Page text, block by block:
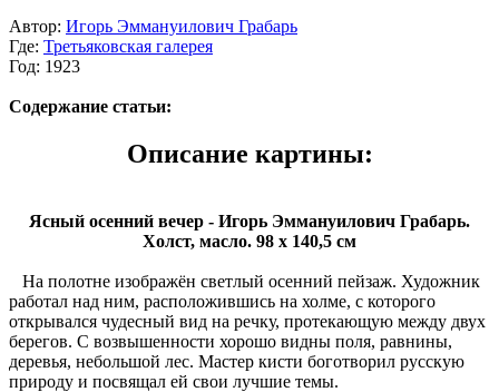
Автор: Игорь Эммануилович Грабарь
Где: Третьяковская галерея
Год: 1923
Содержание статьи:
Описание картины:
Ясный осенний вечер - Игорь Эммануилович Грабарь.
Холст, масло. 98 x 140,5 см
На полотне изображён светлый осенний пейзаж. Художник
работал над ним, расположившись на холме, с которого
открывался чудесный вид на речку, протекающую между двух
берегов. С возвышенности хорошо видны поля, равнины,
деревья, небольшой лес. Мастер кисти боготворил русскую
природу и посвящал ей свои лучшие темы.